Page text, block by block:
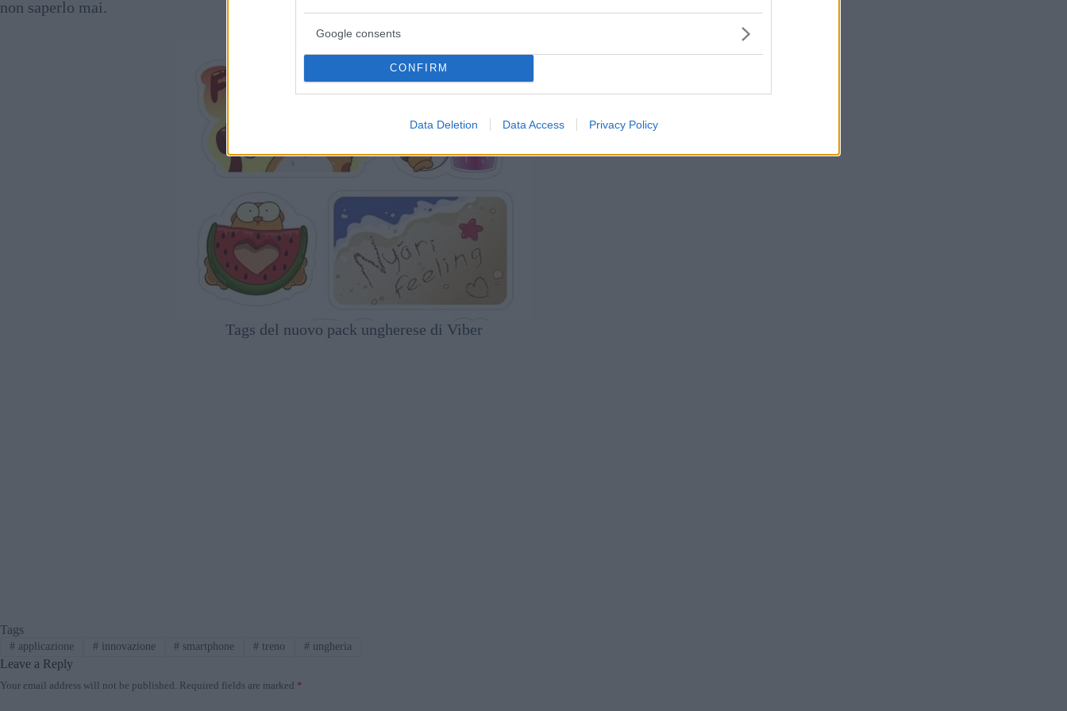
Google consents
CONFIRM
Data Deletion Data Access Privacy Policy
non saperlo mai.
Tags del nuovo pack ungherese di Viber
Tags
#applicazione #innovazione # smartphone # treno # ungheria
Leave a Reply
Your email address will not be published. Required fields are marked *